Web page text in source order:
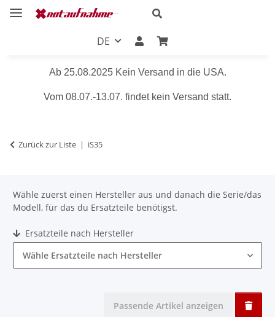
DE
Ab 25.08.2025 Kein Versand in die USA.
Vom 08.07.-13.07. findet kein Versand statt.
Zurück zur Liste iS35
Wähle zuerst einen Hersteller aus und danach die Serie/das
Modell, für das du Ersatzteile benötigst.
Ersatzteile nach Hersteller
Wähle Ersatzteile nach Hersteller
Passende Artikel anzeigen